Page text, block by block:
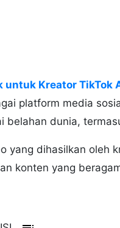
untuk Kreator TikTok
platform media
belahan dunia,
yang dihasilkan oleh
konten yang